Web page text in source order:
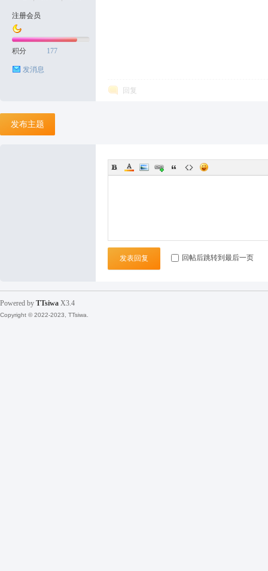
坛
注册会员
积分 177
发消息
回复
发布主题
发表回复 回帖后跳转到最后一页
Powered by TTsiwa X3.4
Copyright © 2022-2023, TTsiwa.